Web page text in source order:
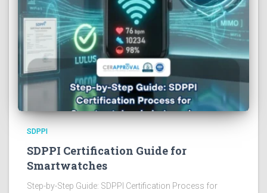
SDPPI
SDPPI Certification Guide for
Smartwatches
Step-by-Step Guide: SDPPI Certification Process for